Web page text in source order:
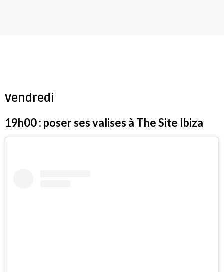
Vendredi
19h00 : poser ses valises à The Site Ibiza